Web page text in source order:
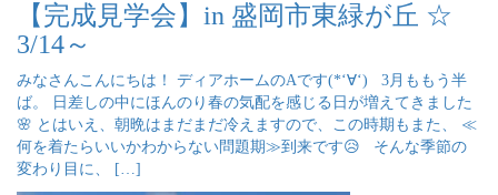
【完成見学会】in 盛岡市東緑が丘 ☆
3/14～
みなさんこんにちは！ ディアホームのAです(*‘∀‘) 3月ももう半
ば。 日差しの中にほんのり春の気配を感じる日が増えてきました
🌸 とはいえ、朝晩はまだまだ冷えますので、この時期もまた、 ≪
何を着たらいいかわからない問題期≫到来です😥 そんな季節の
変わり目に、 […]